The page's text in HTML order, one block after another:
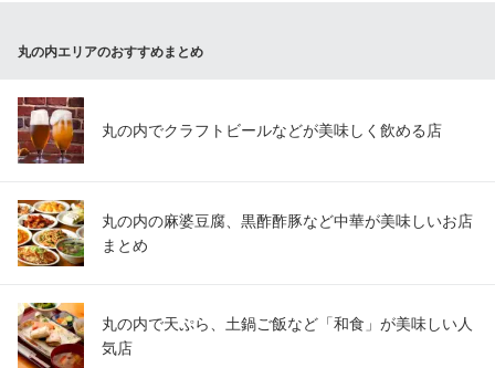
丸の内エリアのおすすめまとめ
丸の内でクラフトビールなどが美味しく飲める店
丸の内の麻婆豆腐、黒酢酢豚など中華が美味しいお店
まとめ
丸の内で天ぷら、土鍋ご飯など「和食」が美味しい人
気店